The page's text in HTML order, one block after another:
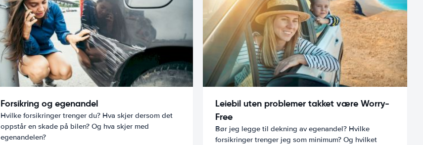
Forsikring og egenandel
Hvilke forsikringer trenger du? Hva skjer dersom det
oppstår en skade på bilen? Og hva skjer med
egenandelen?
Leiebil uten problemer takket være Worry-
Free
Bør jeg legge til dekning av egenandel? Hvilke
forsikringer trenger jeg som minimum? Og hvilket